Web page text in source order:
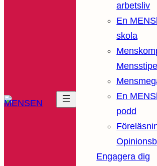
arbetsliv
En
skola
En
podd
Engagera dig